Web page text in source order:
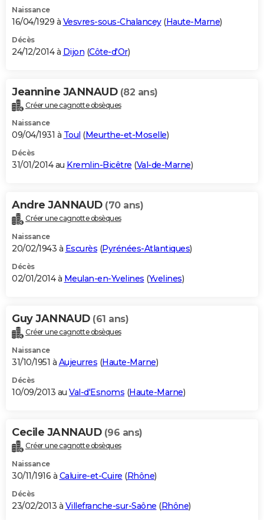
Naissance
16/04/1929 à Vesvres-sous-Chalancey(Haute-Marne)
Décès
24/12/2014 à Dijon (Côte-d'Or)
Jeannine JANNAUD (82 ans)
Créer une cagnotte obsèques
Naissance
09/04/1931 à Toul (Meurthe-et-Moselle)
Décès
31/01/2014 au Kremlin-Bicêtre (Val-de-Marne)
Andre JANNAUD (70 ans)
Créer une cagnotte obsèques
Naissance
20/02/1943 à Escurès (Pyrénées-Atlantiques)
Décès
02/01/2014 à Meulan-en-Yvelines (Yvelines)
Guy JANNAUD (61 ans)
Créer une cagnotte obsèques
Naissance
31/10/1951 à Aujeurres (Haute-Marne)
Décès
10/09/2013 au Val-d'Esnoms (Haute-Marne)
Cecile JANNAUD (96 ans)
Créer une cagnotte obsèques
Naissance
30/11/1916 à Caluire-et-Cuire (Rhône)
Décès
23/02/2013 à Villefranche-sur-Saône (Rhône)